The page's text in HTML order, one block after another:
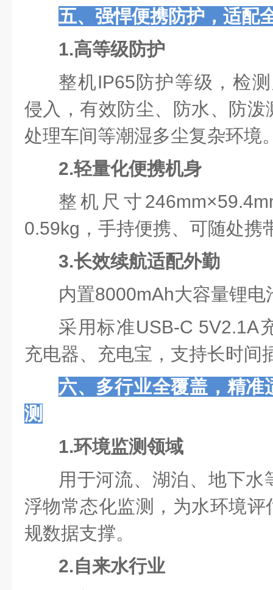
五、强悍便携防护，适配
1.高等级防护
整机IP65防护等级，检
侵入，有效防尘、防水、防
处理车间等潮湿多尘复杂环境
2.轻量化便携机身
整机尺寸
0.59kg，手持便携、可随处携
3.长效续航适配外勤
内置8000mAh大容量锂电
采用标准USB-C 5V2.1A
充电器、充电宝，支持长时间
六、多行业全覆盖，精准
测
1.环境监测领域
用于河流、湖泊、地下水
浮物常态化监测，为水环境
规数据支撑。
2.自来水行业